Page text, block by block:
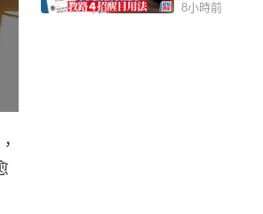
8小時前